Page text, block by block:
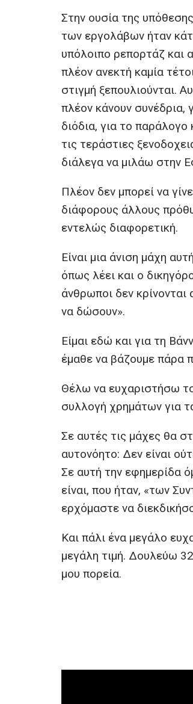
Στην ουσία της
των εργολάβων ήταν
υπόλοιπο ρεπορτάζ και
πλέον ανεκτή καμία
στιγμή ξεπουλιούνται.
πλέον κάνουν συνέδρια,
διόδια, για το παράλογο
τις τεράστιες
διάλεγα να μιλάω στην
Πλέον δεν μπορεί να
διάφορους άλλους
εντελώς διαφορετική.
Είναι μια άνιση μάχη
όπως λέει και ο
άνθρωποι δεν
να δώσουν».
Είμαι εδώ και για τη
έμαθε να βάζουμε πάρα
Θέλω να ευχαριστήσω
συλλογή χρημάτων για
Σε αυτές τις μάχες θα
αυτονόητο: Δεν είναι
Σε αυτή την εφημερίδα
είναι, που ήταν, «των
ερχόμαστε να
Και πάλι ένα μεγάλο
μεγάλη τιμή. Δουλεύω 32
μου πορεία.